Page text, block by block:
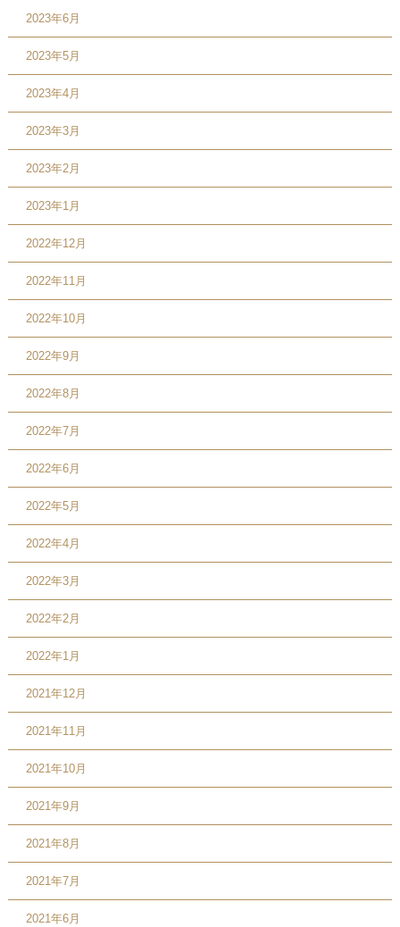
2023年6月
2023年5月
2023年4月
2023年3月
2023年2月
2023年1月
2022年12月
2022年11月
2022年10月
2022年9月
2022年8月
2022年7月
2022年6月
2022年5月
2022年4月
2022年3月
2022年2月
2022年1月
2021年12月
2021年11月
2021年10月
2021年9月
2021年8月
2021年7月
2021年6月